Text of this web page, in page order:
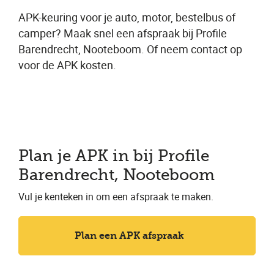
APK-keuring voor je auto, motor, bestelbus of
camper? Maak snel een afspraak bij Profile
Barendrecht, Nooteboom. Of neem contact op
voor de APK kosten.
Plan je APK in bij Profile
Barendrecht, Nooteboom
Vul je kenteken in om een afspraak te maken.
Plan een APK afspraak